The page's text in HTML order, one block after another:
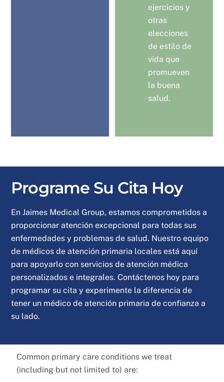
ejercicios y
otras
elecciones
de estilo de
vida que
promueven
la buena
salud.
Programe Su Cita Hoy
En Jaimes Medical Group, estamos comprometidos a
proporcionar atención excepcional para todas sus
enfermedades y problemas de salud. Nuestro equipo
de médicos de atención primaria locales está aquí
para apoyarlo con servicios de atención médica
personalizados e integrales. Contáctenos hoy para
programar su cita y experimente la diferencia de
tener un médico de atención primaria de confianza a
su lado.
Common primary care conditions we treat
(including but not limited to) are: